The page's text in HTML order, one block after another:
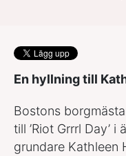
En hyllning till
Bostons
till ’Riot Grrrl Day’
grundare Kathleen